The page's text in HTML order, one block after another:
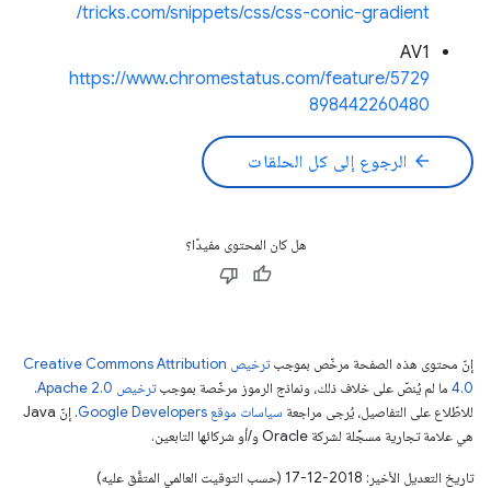
tricks.com/snippets/css/css-conic-gradient/
AV1
https://www.chromestatus.com/feature/5729
898442260480
arrow_back الرجوع إلى كل الحلقات
هل كان المحتوى مفيدًا؟
إنّ محتوى هذه الصفحة مرخّص بموجب
ترخيص Creative Commons Attribution
4.0‏ ما لم يُنصّ على خلاف ذلك، ونماذج الرموز مرخّصة بموجبترخيص Apache 2.0‏
.
للاطّلاع على التفاصيل، يُرجى مراجعة سياسات موقع Google Developers‏
. إنّ Java
هي علامة تجارية مسجَّلة لشركة Oracle و/أو شركائها التابعين.
تاريخ التعديل الأخير: 2018-12-17 (حسب التوقيت العالمي المتفَّق عليه)